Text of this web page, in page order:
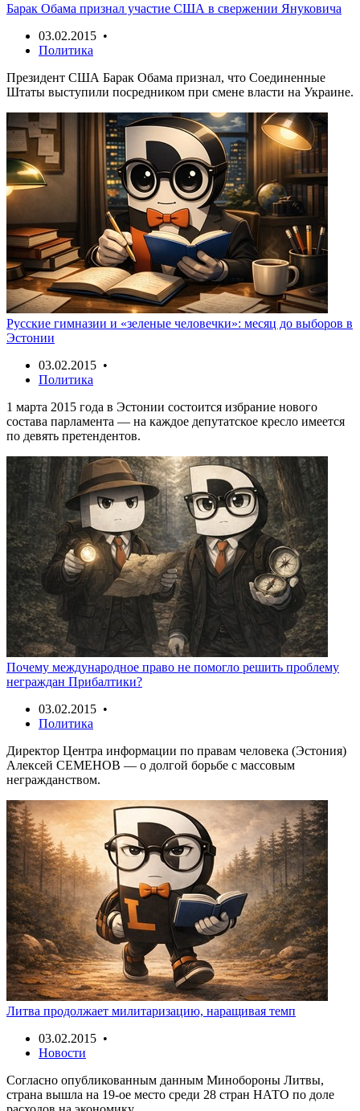
Барак Обама признал участие США в свержении Януковича
03.02.2015 •
Политика
Президент США Барак Обама признал, что Соединенные
Штаты выступили посредником при смене власти на Украине.
Русские гимназии и «зеленые человечки»: месяц до выборов в
Эстонии
03.02.2015 •
Политика
1 марта 2015 года в Эстонии состоится избрание нового
состава парламента — на каждое депутатское кресло имеется
по девять претендентов.
Почему международное право не помогло решить проблему
неграждан Прибалтики?
03.02.2015 •
Политика
Директор Центра информации по правам человека (Эстония)
Алексей СЕМЕНОВ — о долгой борьбе с массовым
негражданством.
Литва продолжает милитаризацию, наращивая темп
03.02.2015 •
Новости
Согласно опубликованным данным Минобороны Литвы,
страна вышла на 19-ое место среди 28 стран НАТО по доле